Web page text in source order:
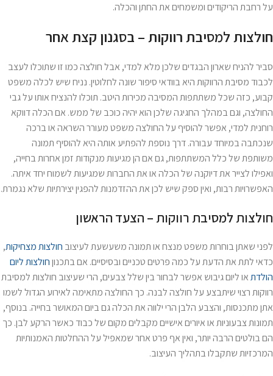
על רחבת הריקודים ומשמחים את החתן והכלה.
חולצות למסיבת רווקות – בסגנון קצת אחר
סביר להניח שארון הבגדים שלכן מלא למדי, אבל חולצה כמו זו שתוכלו לעצב
לכבוד מסיבת הרווקות היא בוודאי סיפור שונה לחלוטין. נניח שיש לכלה משפט
קבוע, כזה שכל משתתפות המסיבה מכירות היטב. תוכלו להנציח אותו על גבי
החולצה, וגם במהלך החגיגה שלכן הוא יהיה כוכב של ממש. אם הכלה דווקא
רוחנית למדי, אפשר להוסיף על החולצה משפט מעורר השראה או ברכה
שנכתבה במיוחד עבורה. דרך נוספת להפתיע אותה היא להוסיף תמונה
משותפת של כלל המשתתפות, גם אם הן מגיעות מנקודות זמן אחרות בחייה,
ואפילו לצייר את דיוקנה של הכלה או את החברות שמגיעות לשמוח יחד איתה.
האפשרויות רבות, ואין ספק שיש לכן את ההזדמנות להפגין יצירתיות שלא נגמרת.
חולצות למסיבת רווקות – הצעד הראשון
לפני שאתן בוחרות משפט מנצח או תמונה משעשעת לעיצוב חולצות מצחיקות,
כדאי לתת את הדעת על כמה פרטים טכניים ובסיסיים. אם בתכנוןחולצות ליום
הולדתאו ליום גיבוש אפשר לבחור בין שלל צבעים, הרי שעיצוב חולצות למסיבת
רווקות רצוי שיתבצע על חולצה לבנה. כך החולצה מתאימה לאירוע הגדול לשמו
אתן מתכנסות, והצבע הלבן הרי ילווה את הכלה גם ביום המאושר בחייה. בנוסף,
תמונות צבעוניות או איורים אישיים מקבלים מקום של כבוד כאשר הרקע לבן. כך
הם בולטים הרבה יותר, ואין אף פרט אחר שמאפיל על ההחלטות האמנותיות
המרכזיות שתקבלו בתהליך העיצוב.